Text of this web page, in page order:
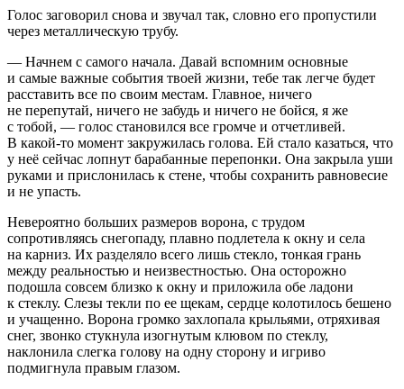
Голос заговорил снова и звучал так, словно его пропустили
через металлическую трубу.
— Начнем с самого начала. Давай вспомним основные
и самые важные события твоей жизни, тебе так легче будет
расставить все по своим местам. Главное, ничего
не перепутай, ничего не забудь и ничего не бойся, я же
с тобой, — голос становился все громче и отчетливей.
В какой-то момент закружилась голова. Ей стало казаться, что
у неё сейчас лопнут барабанные перепонки. Она закрыла уши
руками и прислонилась к стене, чтобы сохранить равновесие
и не упасть.
Невероятно больших размеров ворона, с трудом
сопротивляясь снегопаду, плавно подлетела к окну и села
на карниз. Их разделяло всего лишь стекло, тонкая грань
между реальностью и неизвестностью. Она осторожно
подошла совсем близко к окну и приложила обе ладони
к стеклу. Слезы текли по ее щекам, сердце колотилось бешено
и учащенно. Ворона громко захлопала крыльями, отряхивая
снег, звонко стукнула изогнутым клювом по стеклу,
наклонила слегка голову на одну сторону и игриво
подмигнула правым глазом.